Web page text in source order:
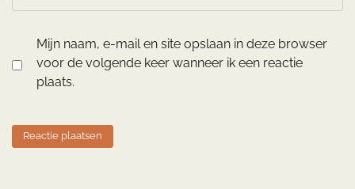
Mijn naam, e-mail en site opslaan in deze browser
voor de volgende keer wanneer ik een reactie
plaats.